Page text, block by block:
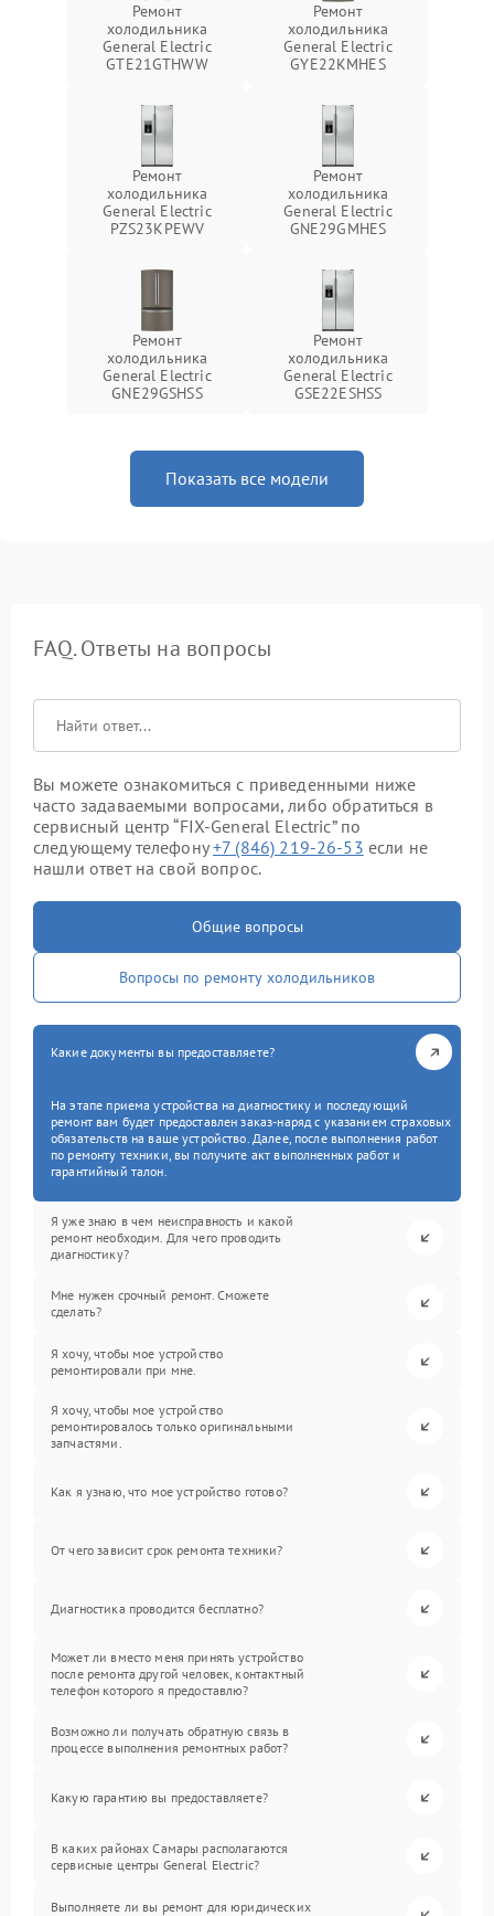
Ремонт
холодильника
General Electric
GTE21GTHWW
Ремонт
холодильника
General Electric
GYE22KMHES
Ремонт
холодильника
General Electric
PZS23KPEWV
Ремонт
холодильника
General Electric
GNE29GMHES
Ремонт
холодильника
General Electric
GNE29GSHSS
Ремонт
холодильника
General Electric
GSE22ESHSS
Показать все модели
FAQ. Ответы на вопросы
Вы можете ознакомиться с приведенными ниже
часто задаваемыми вопросами, либо обратиться в
сервисный центр “FIX-General Electric” по
следующему телефону+7 (846) 219-26-53 если не
нашли ответ на свой вопрос.
Общие вопросы
Вопросы по ремонту холодильников
Какие документы вы предоставляете?
На этапе приема устройства на диагностику и последующий
ремонт вам будет предоставлен заказ-наряд с указанием страховых
обязательств на ваше устройство. Далее, после выполнения работ
по ремонту техники, вы получите акт выполненных работ и
гарантийный талон.
Я уже знаю в чем неисправность и какой
ремонт необходим. Для чего проводить
диагностику?
Мне нужен срочный ремонт. Сможете
сделать?
Я хочу, чтобы мое устройство
ремонтировали при мне.
Я хочу, чтобы мое устройство
ремонтировалось только оригинальными
запчастями.
Как я узнаю, что мое устройство готово?
От чего зависит срок ремонта техники?
Диагностика проводится бесплатно?
Может ли вместо меня принять устройство
после ремонта другой человек, контактный
телефон которого я предоставлю?
Возможно ли получать обратную связь в
процессе выполнения ремонтных работ?
Какую гарантию вы предоставляете?
В каких районах Самары располагаются
сервисные центры General Electric?
Выполняете ли вы ремонт для юридических